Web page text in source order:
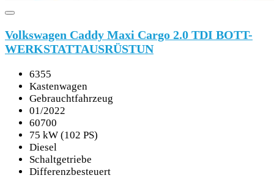
Volkswagen Caddy Maxi Cargo 2.0 TDI BOTT-
WERKSTATTAUSRÜSTUN
6355
Kastenwagen
Gebrauchtfahrzeug
01/2022
60700
75 kW (102 PS)
Diesel
Schaltgetriebe
Differenzbesteuert